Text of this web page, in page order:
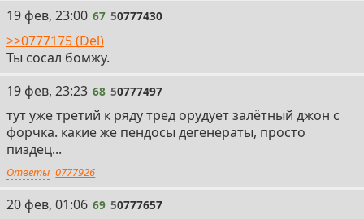
67
19 фев, 23:00 67 50777430
>>0777175 (Del)
Ты сосал бомжу.
68
19 фев, 23:23 68 50777497
тут уже третий к ряду тред орудует залётный джон с
форчка. какие же пендосы дегенераты, просто
пиздец...
Ответы 0777926
69
20 фев, 01:06 69 50777657